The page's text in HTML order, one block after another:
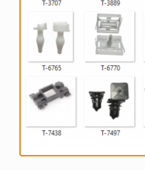
Страницы